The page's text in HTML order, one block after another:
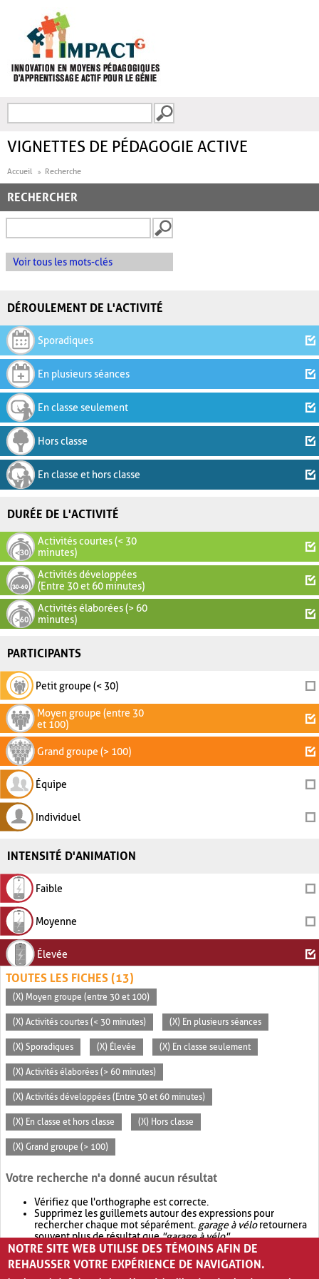
FORMULAIRE DE
VIGNETTES DE PÉDAGOGIE ACTIVE
Accueil Recherche
RECHERCHER
Voir tous les mots-clés
DÉROULEMENT DE L'ACTIVITÉ
Sporadiques
En plusieurs séances
En classe seulement
Hors classe
En classe et hors classe
DURÉE DE L'ACTIVITÉ
Activités courtes (< 30
minutes)
Activités développées
(Entre 30 et 60 minutes)
Activités élaborées (> 60
minutes)
PARTICIPANTS
Petit groupe (< 30)
Moyen groupe (entre 30
et 100)
Grand groupe (> 100)
Équipe
Individuel
INTENSITÉ D'ANIMATION
Faible
Moyenne
Élevée
TOUTES LES FICHES (13)
(X) Moyen groupe (entre 30 et 100)
(X) Activités courtes (< 30 minutes) (X) En plusieurs séances
(X) Sporadiques (X) Élevée (X) En classe seulement
(X) Activités élaborées (> 60 minutes)
(X) Activités développées (Entre 30 et 60 minutes)
(X) En classe et hors classe (X) Hors classe
(X) Grand groupe (> 100)
Votre recherche n'a donné aucun résultat
Vérifiez que l'orthographe est correcte.
Supprimez les guillemets autour des expressions pour
rechercher chaque mot séparément. garage à véloretournera
souvent plus de résultat que"garage à vélo".
Envisagez d'élargir votre recherche avec OR.garage OR vélo
retournera souvent plus de résultat quegarage à vélo
NOTRE SITE WEB UTILISE DES TÉMOINS AFIN DE
REHAUSSER VOTRE EXPÉRIENCE DE NAVIGATION.